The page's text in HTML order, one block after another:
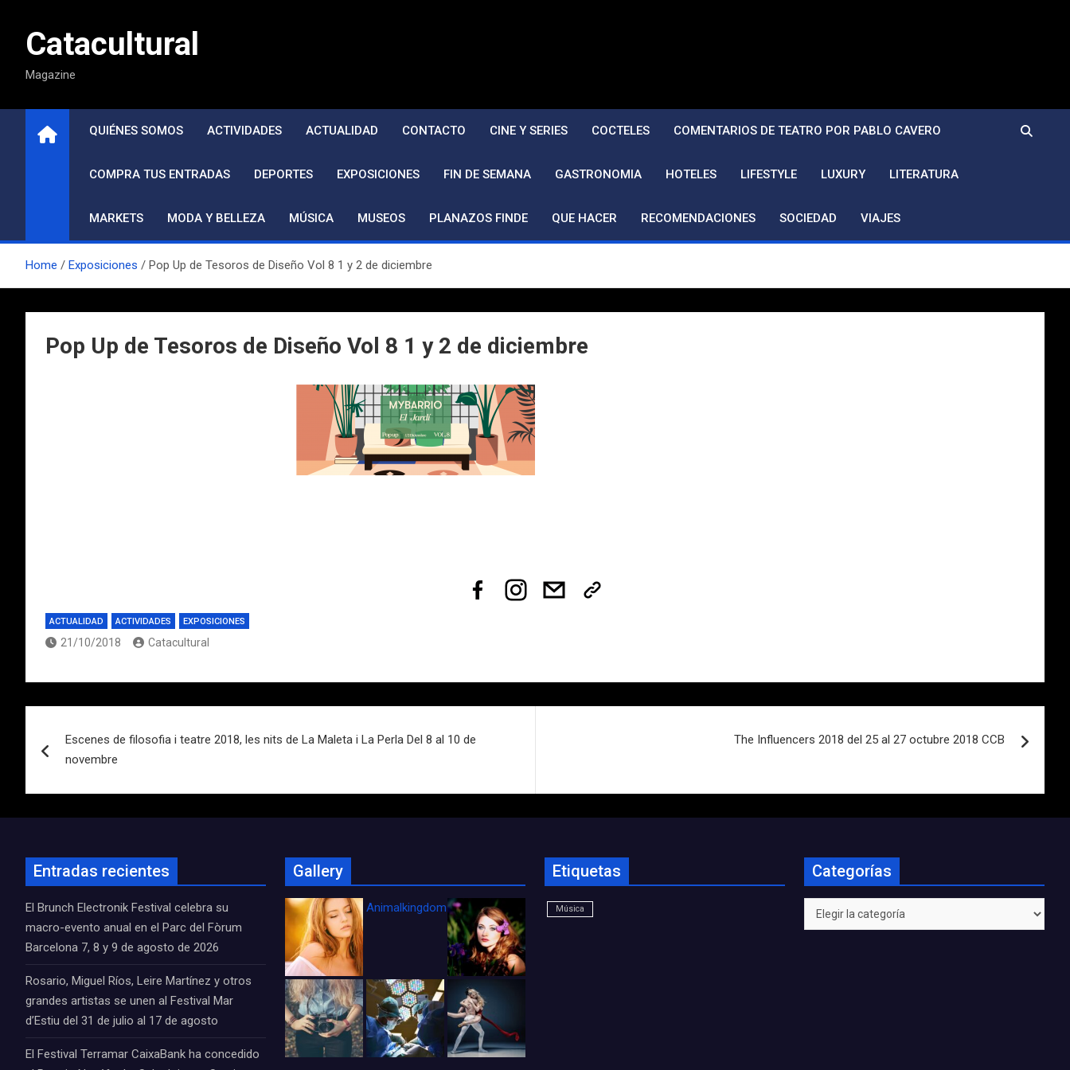
contenidoCatacultural
Magazine
QUIÉNES SOMOS ACTIVIDADES ACTUALIDAD CONTACTO CINE Y SERIES COCTELES COMENTARIOS DE TEATRO POR PABLO CAVERO
COMPRA TUS ENTRADAS DEPORTES EXPOSICIONES FIN DE SEMANA GASTRONOMIA HOTELES LIFESTYLE LUXURY LITERATURA
MARKETS MODA Y BELLEZA MÚSICA MUSEOS PLANAZOS FINDE QUE HACER RECOMENDACIONES SOCIEDAD VIAJES
Home Exposiciones Pop Up de Tesoros de Diseño Vol 8 1 y 2 de diciembre
Pop Up de Tesoros de Diseño Vol 8 1 y 2 de diciembre
ACTUALIDAD ACTIVIDADES EXPOSICIONES
21/10/2018 Catacultural
de
entradas
Escenes de filosofia i teatre 2018, les nits de La Maleta i La Perla Del 8 al 10 de
novembre
The Influencers 2018 del 25 al 27 octubre 2018 CCB
Entradas recientes
El Brunch Electronik Festival celebra su
macro-evento anual en el Parc del Fòrum
Barcelona 7, 8 y 9 de agosto de 2026
Rosario, Miguel Ríos, Leire Martínez y otros
grandes artistas se unen al Festival Mar
d’Estiu del 31 de julio al 17 de agosto
El Festival Terramar CaixaBank ha concedido
Gallery
Animalkingdom_FichaCine
Etiquetas
Música
Categorías
Categorías